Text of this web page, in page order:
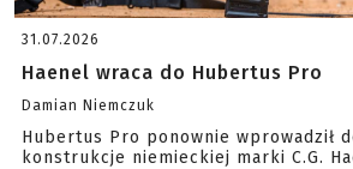
31.07.2026
Haenel wraca do Hubertus Pro
Damian Niemczuk
Hubertus Pro ponownie wprowadził
konstrukcje niemieckiej marki C.G.